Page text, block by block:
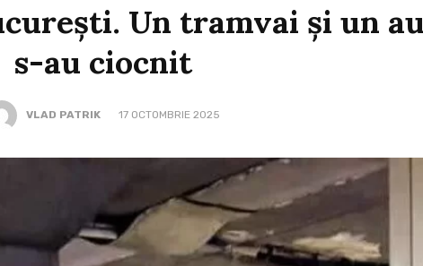
Un tramvai și un
s-au ciocnit
VLAD PATRIK 17 OCTOMBRIE 2025